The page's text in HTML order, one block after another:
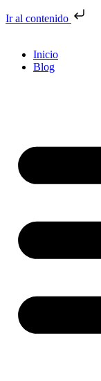
Ir al contenido
Inicio
Blog